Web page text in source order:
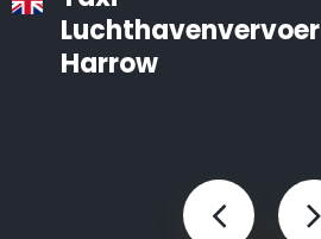
Luchthavenvervoer
Harrow